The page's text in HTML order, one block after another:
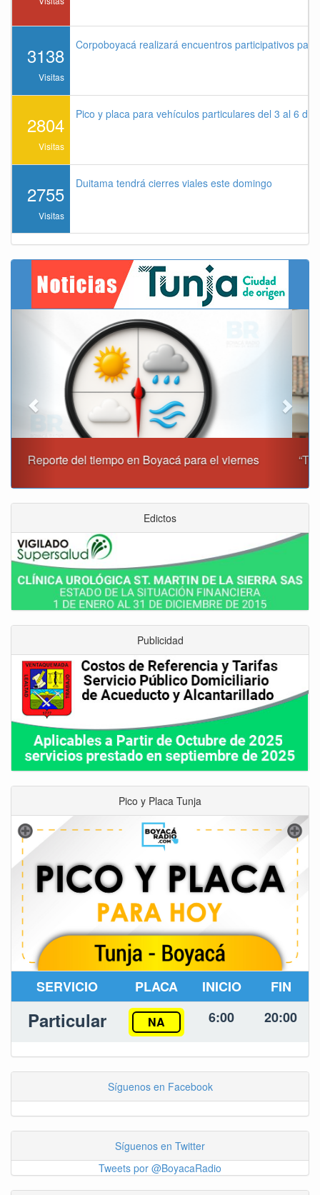
3138
Visitas
Corpoboyacá realizará encuentros participativos
2804
Visitas
Pico y placa para vehículos particulares del 3 al 6 de
2755
Visitas
Duitama tendrá cierres viales este domingo
“Tunja nos ha dado demasiado y no podemos fallarle en
Edictos
Publicidad
Pico y Placa Tunja
SERVICIO PLACA INICIO FIN
Particular NA 6:00 20:00
Síguenos en Facebook
Síguenos en Twitter
Tweets por @BoyacaRadio